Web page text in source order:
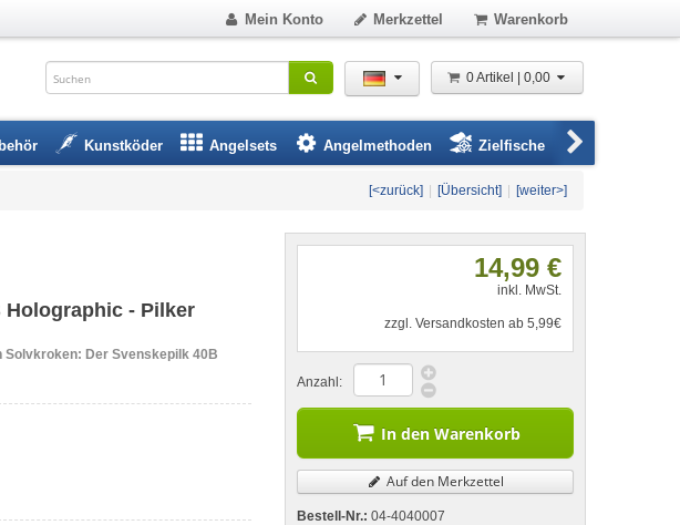
Mein Konto Merkzettel Warenkorb
0 Artikel | 0,00
Kunstköder Angelsets Angelmethoden Zielfische
[<zurück] [Übersicht] [weiter>]
- Pilker
Solvkroken: Der Svenskepilk 40B
14,99 €
inkl. MwSt.
zzgl. Versandkosten ab 5,99€
Anzahl:
In den Warenkorb
Auf den Merkzettel
Bestell-Nr.: 04-4040007